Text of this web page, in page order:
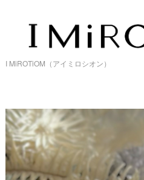
I MiROTiOM（アイミロシオン）